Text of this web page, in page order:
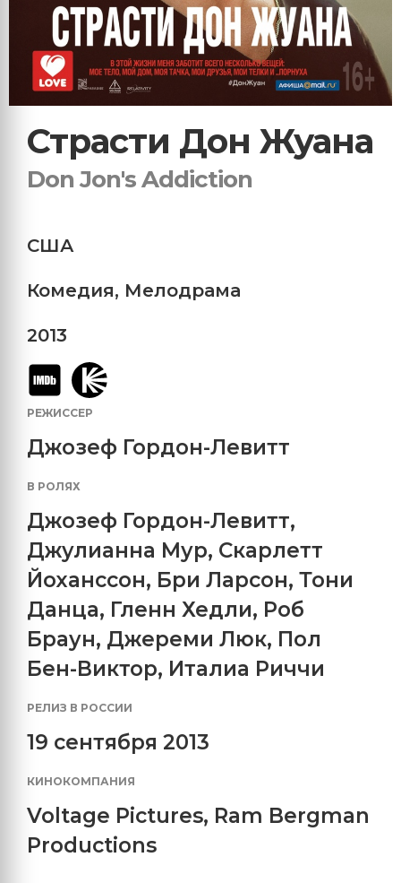
Страсти Дон Жуана
Don Jon's Addiction
США
Комедия, Мелодрама
2013
РЕЖИССЕР
Джозеф Гордон-Левитт
В РОЛЯХ
Джозеф Гордон-Левитт,
Джулианна Мур, Скарлетт
Йоханссон, Бри Ларсон, Тони
Данца, Гленн Хедли, Роб
Браун, Джереми Люк, Пол
Бен-Виктор, Италиа Риччи
РЕЛИЗ В РОССИИ
19 сентября 2013
КИНОКОМПАНИЯ
Voltage Pictures, Ram Bergman
Productions